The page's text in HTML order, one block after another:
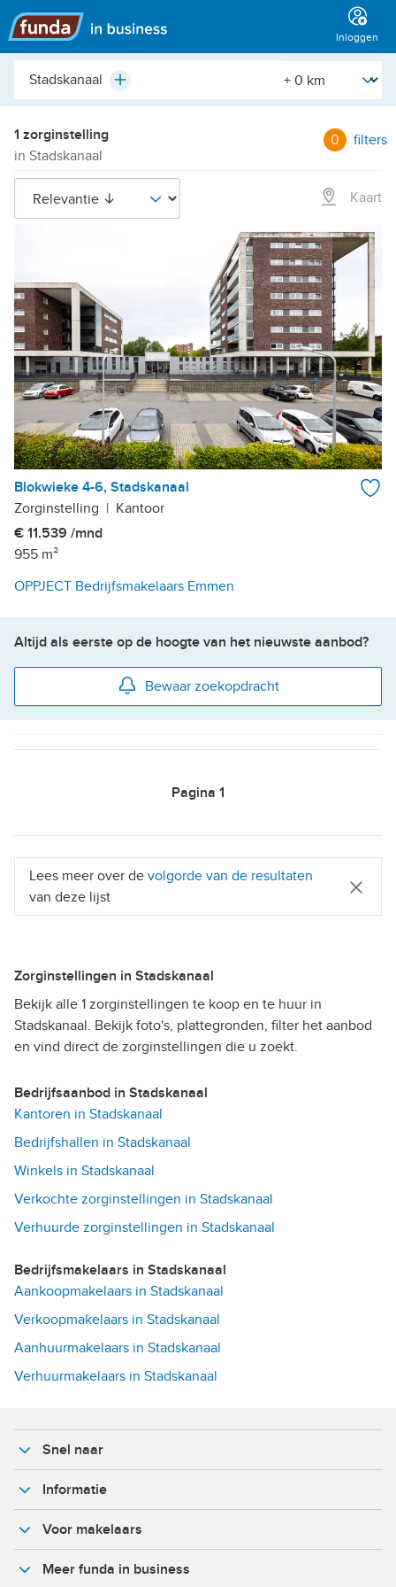
Hoofdmenu
Inloggen
Plaats,
etc.
Plus [Straal]
1 zorginstelling
in Stadskanaal
0 filters
Kaart
Blokwieke 4-6, Stadskanaal
Zorginstelling | Kantoor
€ 11.539 /mnd
955 m²
OPPJECT Bedrijfsmakelaars Emmen
Altijd als eerste op de hoogte van het nieuwste aanbod?
Bewaar zoekopdracht
Pagina 1
Lees meer over de volgorde van de resultaten
van deze lijst
Zorginstellingen in Stadskanaal
Bekijk alle 1 zorginstellingen te koop en te huur in
Stadskanaal. Bekijk foto's, plattegronden, filter het aanbod
en vind direct de zorginstellingen die u zoekt.
Bedrijfsaanbod in Stadskanaal
Kantoren in Stadskanaal
Bedrijfshallen in Stadskanaal
Winkels in Stadskanaal
Verkochte zorginstellingen in Stadskanaal
Verhuurde zorginstellingen in Stadskanaal
Bedrijfsmakelaars in Stadskanaal
Aankoopmakelaars in Stadskanaal
Verkoopmakelaars in Stadskanaal
Aanhuurmakelaars in Stadskanaal
Verhuurmakelaars in Stadskanaal
Snel naar
Informatie
Voor makelaars
Meer funda in business